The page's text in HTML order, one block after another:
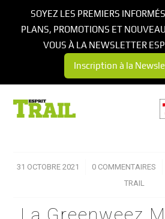
31 OCTOBRE 2021
/ 0 COMMENTAIRES
/
TRAIL
La Greenweez
SOYEZ LES PREMIERS
PLANS, PROMOTIONS ET
VOUS À LA NEWSLETTER
Inscription à la